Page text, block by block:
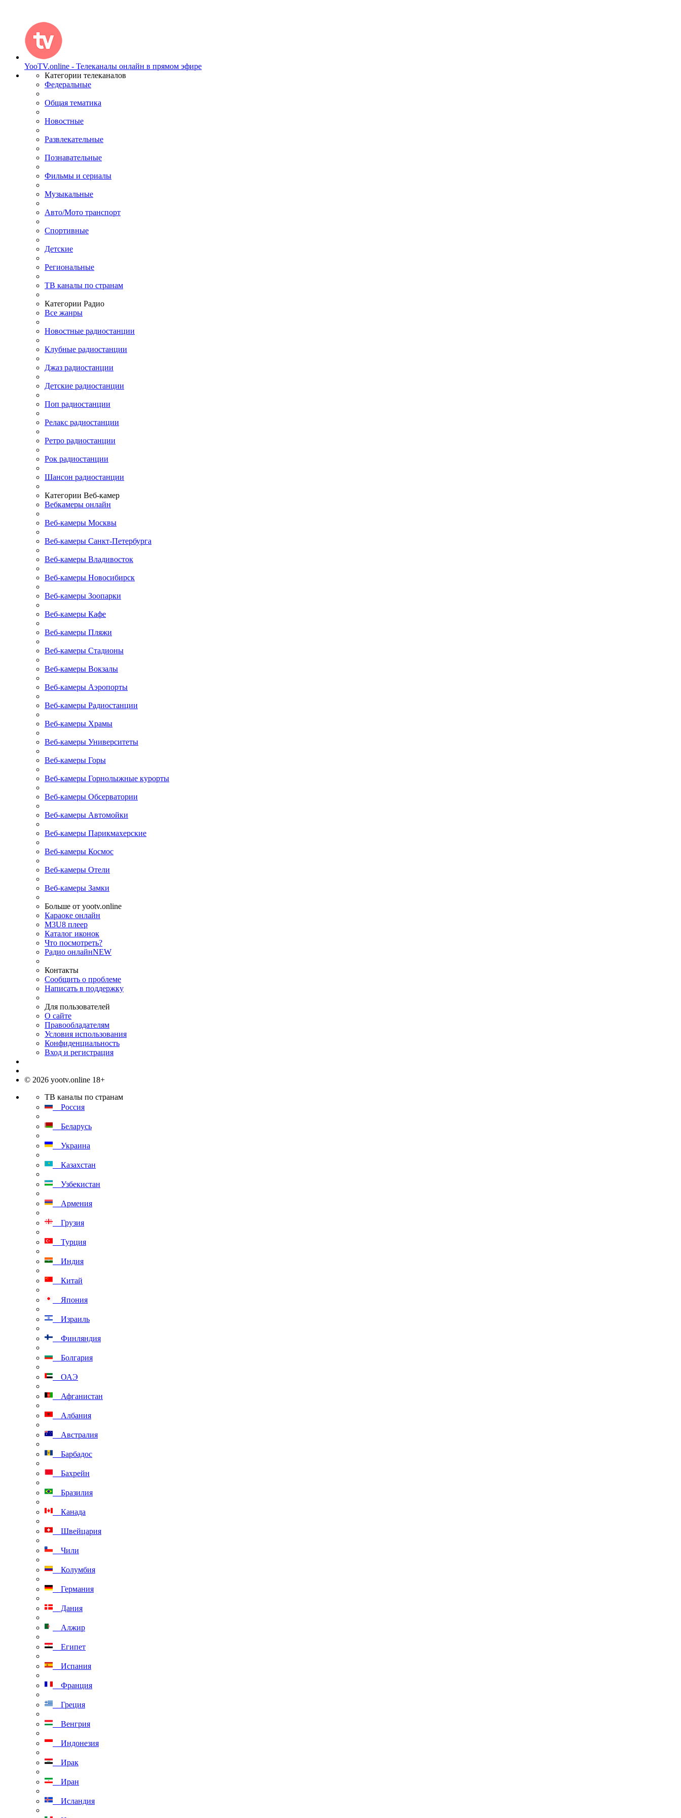
YooTV.online - Телеканалы онлайн в прямом эфире
Категории телеканалов
Федеральные
Общая тематика
Новостные
Развлекательные
Познавательные
Фильмы и сериалы
Музыкальные
Авто/Мото транспорт
Спортивные
Детские
Региональные
ТВ каналы по странам
Категории Радио
Все жанры
Новостные радиостанции
Клубные радиостанции
Джаз радиостанции
Детские радиостанции
Поп радиостанции
Релакс радиостанции
Ретро радиостанции
Рок радиостанции
Шансон радиостанции
Категории Веб-камер
Вебкамеры онлайн
Веб-камеры Москвы
Веб-камеры Санкт-Петербурга
Веб-камеры Владивосток
Веб-камеры Новосибирск
Веб-камеры Зоопарки
Веб-камеры Кафе
Веб-камеры Пляжи
Веб-камеры Стадионы
Веб-камеры Вокзалы
Веб-камеры Аэропорты
Веб-камеры Радиостанции
Веб-камеры Храмы
Веб-камеры Университеты
Веб-камеры Горы
Веб-камеры Горнолыжные курорты
Веб-камеры Обсерватории
Веб-камеры Автомойки
Веб-камеры Парикмахерские
Веб-камеры Космос
Веб-камеры Отели
Веб-камеры Замки
Больше от yootv.online
Караоке онлайн
M3U8 плеер
Каталог иконок
Что посмотреть?
Радио онлайнNEW
Контакты
Сообщить о проблеме
Написать в поддержку
Для пользователей
О сайте
Правообладателям
Условия использования
Конфиденциальность
Вход и регистрация
© 2026 yootv.online 18+
ТВ каналы по странам
Россия
Беларусь
Украина
Казахстан
Узбекистан
Армения
Грузия
Турция
Индия
Китай
Япония
Израиль
Финляндия
Болгария
ОАЭ
Афганистан
Албания
Австралия
Барбадос
Бахрейн
Бразилия
Канада
Швейцария
Чили
Колумбия
Германия
Дания
Алжир
Египет
Испания
Франция
Греция
Венгрия
Индонезия
Ирак
Иран
Исландия